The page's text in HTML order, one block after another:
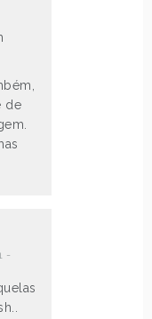
de
-